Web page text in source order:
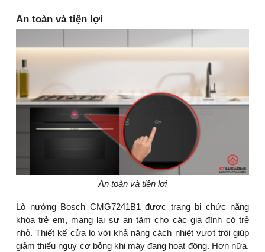
An toàn và tiện lợi
An toàn và tiện lợi
Lò nướng Bosch CMG7241B1 được trang bị chức năng
khóa trẻ em, mang lại sự an tâm cho các gia đình có trẻ
nhỏ. Thiết kế cửa lò với khả năng cách nhiệt vượt trội giúp
giảm thiểu nguy cơ bỏng khi máy đang hoạt động. Hơn nữa,